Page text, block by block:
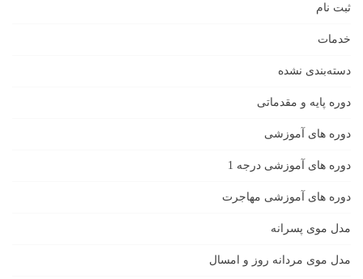
ثبت نام
خدمات
دسته‌بندی نشده
دوره پایه و مقدماتی
دوره های آموزشی
دوره های آموزشی درجه 1
دوره های آموزشی مهاجرت
مدل موی پسرانه
مدل موی مردانه روز و امسال